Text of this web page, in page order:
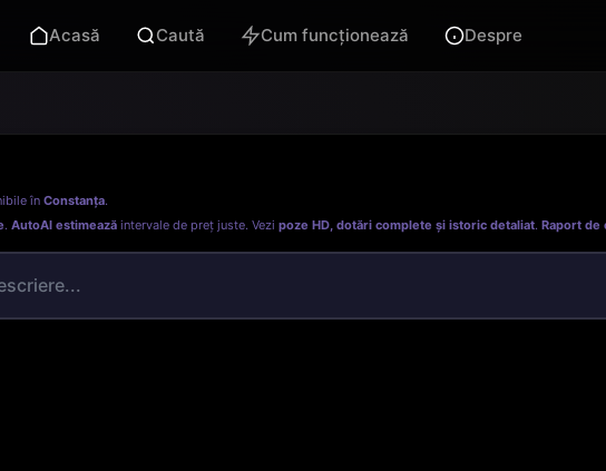
Acasă Caută Cum funcționează Despre
în Constanța.
. AutoAI estimează intervale de preț juste. Vezi poze HD, dotări complete și istoric detaliat. Raport de